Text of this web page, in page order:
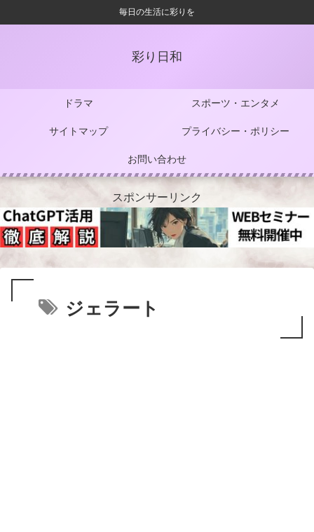
毎日の生活に彩りを
彩り日和
ドラマ スポーツ・エンタメ
サイトマップ プライバシー・ポリシー
お問い合わせ
スポンサーリンク
ジェラート